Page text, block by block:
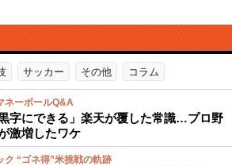
サッカー その他 コラム
ネーボールQ&A
黒字にできる」楽天が覆した常識…プロ野
激増したワケ
ク “ゴネ得”米挑戦の軌跡